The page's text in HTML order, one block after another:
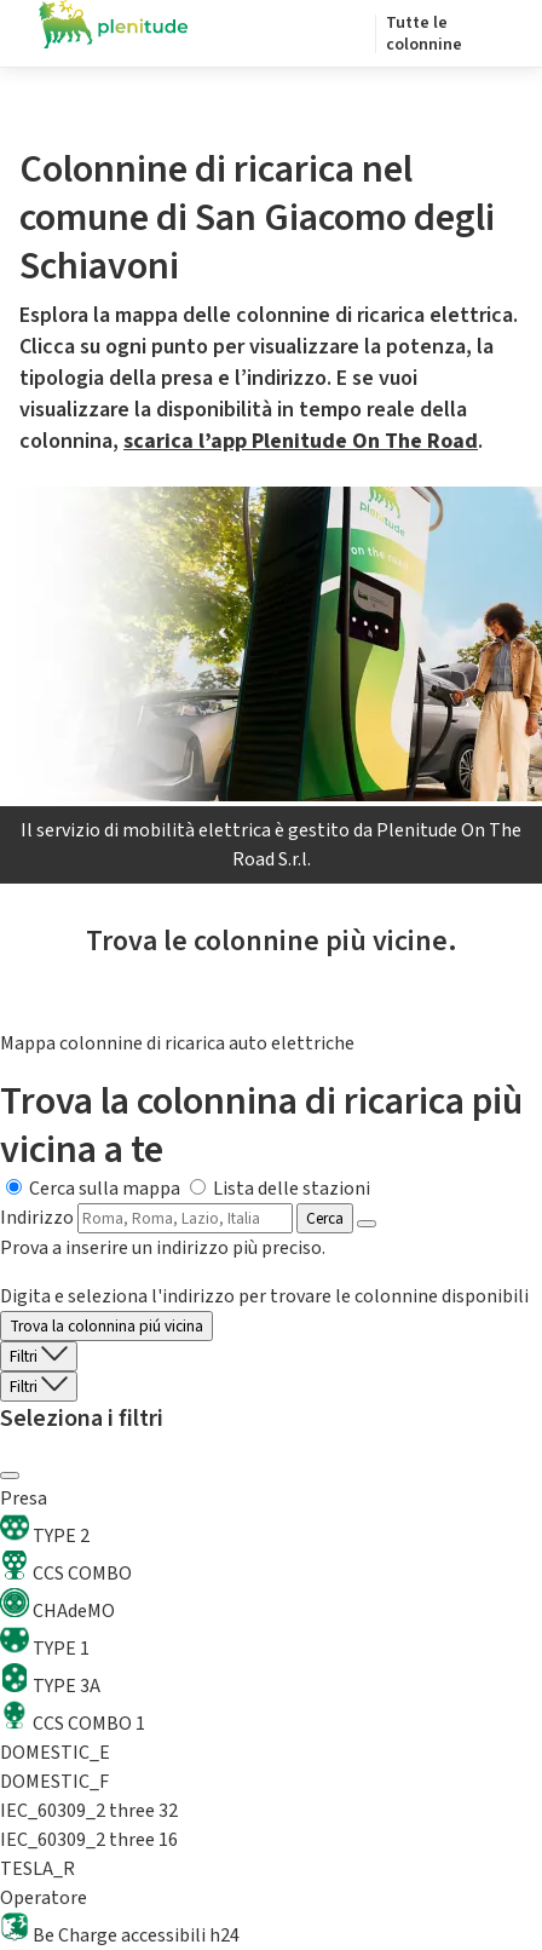
Tutte le
colonnine
Colonnine di ricarica nel
comune di San Giacomo degli
Schiavoni
Esplora la mappa delle colonnine di ricarica elettrica.
Clicca su ogni punto per visualizzare la potenza, la
tipologia della presa e l’indirizzo. E se vuoi
visualizzare la disponibilità in tempo reale della
colonnina, scarica l’app Plenitude On The Road.
Il servizio di mobilità elettrica è gestito da Plenitude On The
Road S.r.l.
Trova le colonnine più vicine.
Mappa colonnine di ricarica auto elettriche
Trova la colonnina di ricarica più
vicina a te
Cerca sulla mappa
Lista delle stazioni
Indirizzo
Cerca
Prova a inserire un indirizzo più preciso.
Digita e seleziona l'indirizzo per trovare le colonnine disponibili
Trova la colonnina piú vicina
Filtri
Filtri
Seleziona i filtri
Presa
TYPE 2
CCS COMBO
CHAdeMO
TYPE 1
TYPE 3A
CCS COMBO 1
DOMESTIC_E
DOMESTIC_F
IEC_60309_2 three 32
IEC_60309_2 three 16
TESLA_R
Operatore
Be Charge accessibili h24